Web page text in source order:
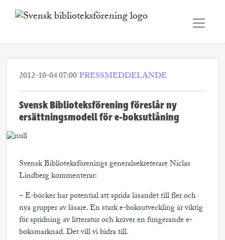
2012-10-04 07:00PRESSMEDDELANDE
Svensk Biblioteksförening föreslår ny
ersättningsmodell för e-boksutlåning
Svensk Biblioteksförenings generalsekreterare Niclas
Lindberg kommenterar:
– E-böcker har potential att sprida läsandet till fler och
nya grupper av läsare. En stark e-boksutveckling är viktig
för spridning av litteratur och kräver en fungerande e-
boksmarknad. Det vill vi bidra till.